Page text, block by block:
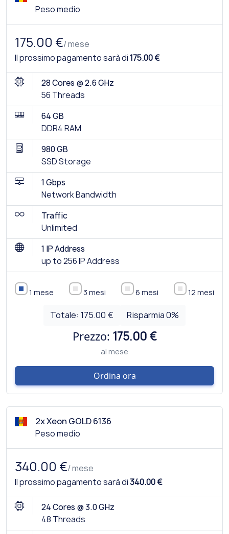
Peso medio
175.00 €/ mese
Il prossimo pagamento sarà di175.00 €
28 Cores @ 2.6 GHz
56 Threads
64 GB
DDR4 RAM
980 GB
SSD Storage
1 Gbps
Network Bandwidth
Traffic
Unlimited
1 IP Address
up to 256 IP Address
1 mese 3 mesi 6 mesi 12 mesi
Totale: 175.00 € Risparmia0%
Prezzo: 175.00 €
al mese
Ordina ora
2x Xeon GOLD 6136
Peso medio
340.00 €/ mese
Il prossimo pagamento sarà di340.00 €
24 Cores @ 3.0 GHz
48 Threads